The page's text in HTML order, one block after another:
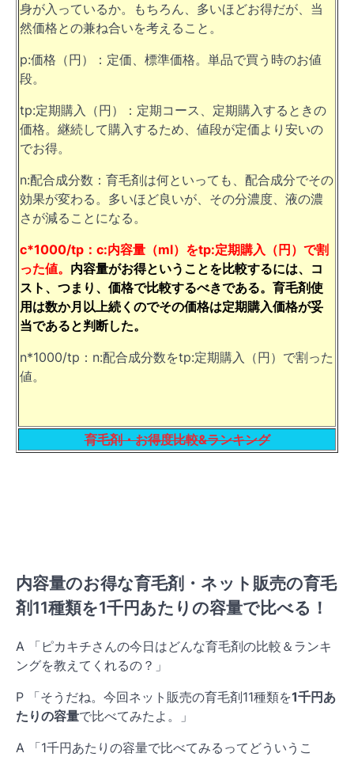
身が入っているか。もちろん、多いほどお得だが、当
然価格との兼ね合いを考えること。
p:価格（円）：定価、標準価格。単品で買う時のお値
段。
tp:定期購入（円）：定期コース、定期購入するときの
価格。継続して購入するため、値段が定価より安いの
でお得。
n:配合成分数：育毛剤は何といっても、配合成分でその
効果が変わる。多いほど良いが、その分濃度、液の濃
さが減ることになる。
c*1000/tp：c:内容量（ml）をtp:定期購入（円）で割
った値。 内容量がお得ということを比較するには、コ
スト、つまり、価格で比較するべきである。育毛剤使
用は数か月以上続くのでその価格は定期購入価格が妥
当であると判断した。
n*1000/tp：n:配合成分数をtp:定期購入（円）で割った
値。
育毛剤・お得度比較&ランキング
内容量のお得な育毛剤・ネット販売の育毛
剤11種類を1千円あたりの容量で比べる！
A 「ピカキチさんの今日はどんな育毛剤の比較＆ランキ
ングを教えてくれるの？」
P 「そうだね。今回ネット販売の育毛剤11種類を1千円あ
たりの容量で比べてみたよ。」
A 「1千円あたりの容量で比べてみるってどういうこ